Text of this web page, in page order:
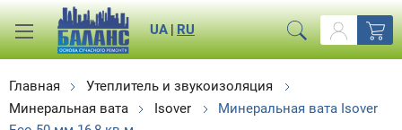
RU
|
UA
Главная
Утеплитель и звукоизоляция
Минеральная вата
Isover
Минеральная вата Isover